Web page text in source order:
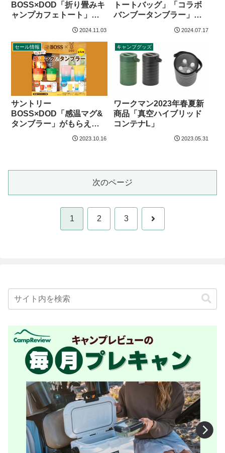
BOSS×DOD「折り畳みキ
ャンプカフェトート」が
2024.11.03
トートバッグ」「コラボ
バンブータンブラー」が
2024.07.17
セール情報
サントリー
BOSS×DOD「感温マグ&
タンブラー」がもらえる
2023.10.16
キャンプグッズ
ワークマン2023年春夏新
商品「真空ハイブリッド
コンテナL」
2023.05.31
次のページ
1 2 3 次